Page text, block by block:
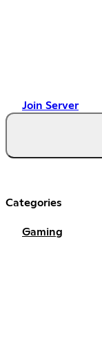
Join Server
Categories
Gaming